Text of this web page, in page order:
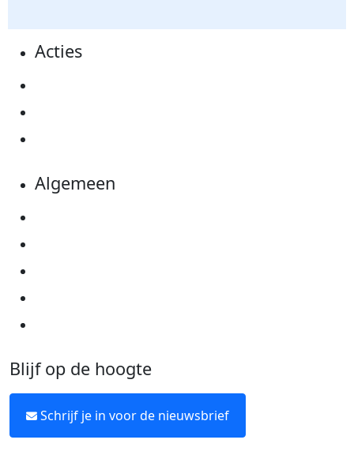
Acties
Algemeen
Blijf op de hoogte
Schrijf je in voor de nieuwsbrief